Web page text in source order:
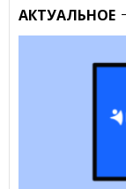
АКТУАЛЬНОЕ